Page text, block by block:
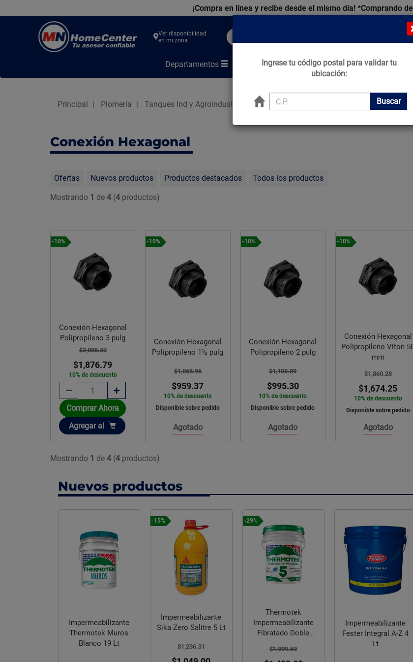
¡Compra en línea y recibe desde el mismo día! *Comprando
Center
Ver disponibilidad
en mi zona
Departamentos Marcas Tips que Construyen
Principal Plomería Tanques Ind y Agroindustria
Conexión Hexagonal
Ofertas Nuevos productos Productos destacados Todos los productos
Mostrando 1 de 4 (4 productos)
-10%
Conexión Hexagonal
Polipropileno 3 pulg
$2,085.32
$1,876.79
10% de descuento
Comprar Ahora
Añadir
Agregar al
-10%
Conexión Hexagonal
Polipropileno 1½ pulg
$1,065.96
$959.37
10% de descuento
Disponible sobre pedido
Agotado
-10%
Conexión Hexagonal
Polipropileno 2 pulg
$1,105.89
$995.30
10% de descuento
Disponible sobre pedido
Agotado
-10%
Conexión Hexagonal
Polipropileno Viton
mm
$1,860.28
$1,674.25
10% de descuento
Disponible sobre pedido
Agotado
Mostrando 1 de 4 (4 productos)
Nuevos productos
Impermeabilizante
Thermotek Muros
Blanco 19 Lt
-15%
Impermeabilizante
Sika Zero Salitre 5 Lt
$1,236.31
-29%
Thermotek
Impermeabilizante
Fibratado Doble
$1,999.59
Impermeabilizante
Fester Integral A-Z 4
Lt
Ingrese tu código postal para validar tu
ubicación:
Buscar